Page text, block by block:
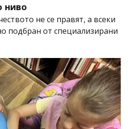
ниво
не се правят, а всеки
подбран от специализирани